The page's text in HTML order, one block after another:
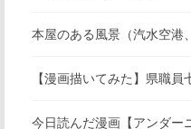
本屋のある風景（汽水空港
【漫画描いてみた】県職
今日読んだ漫画【アンダー